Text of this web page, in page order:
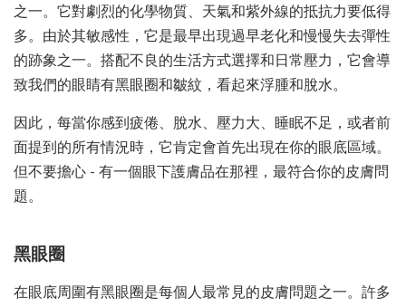
之一。它對劇烈的化學物質、天氣和紫外線的抵抗力要低得
多。由於其敏感性，它是最早出現過早老化和慢慢失去彈性
的跡象之一。搭配不良的生活方式選擇和日常壓力，它會導
致我們的眼睛有黑眼圈和皺紋，看起來浮腫和脫水。
因此，每當你感到疲倦、脫水、壓力大、睡眠不足，或者前
面提到的所有情況時，它肯定會首先出現在你的眼底區域。
但不要擔心 - 有一個眼下護膚品在那裡，最符合你的皮膚問
題。
黑眼圈
在眼底周圍有黑眼圈是每個人最常見的皮膚問題之一。許多